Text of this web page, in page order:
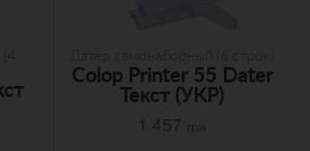
Colop Printer 55 Dater
Текст (УКР)
1 457 грн